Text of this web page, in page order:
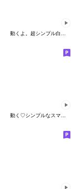
動く♡シンプルなスマイル絵文字2